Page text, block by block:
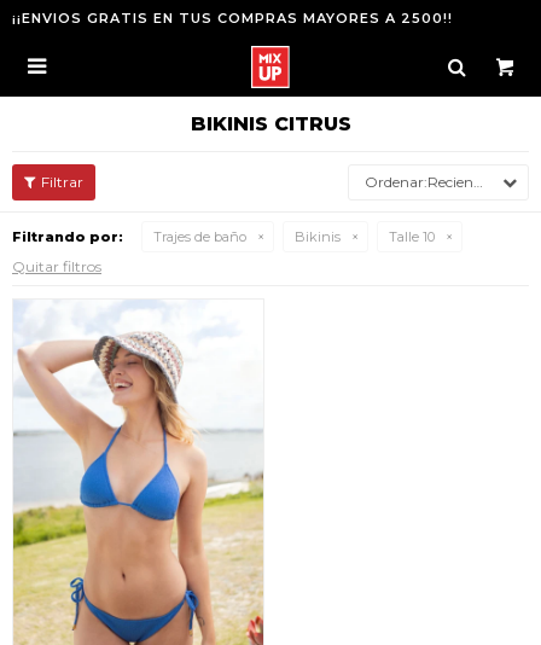
¡¡ENVIOS GRATIS EN TUS COMPRAS MAYORES A 2500!!

BIKINIS CITRUS
Recientes
Filtrando por: Trajes de baño Bikinis Talle 10
Quitar filtros